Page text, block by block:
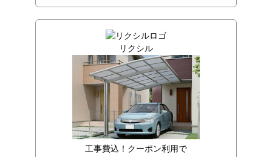
リクシル
工事費込！クーポン利用で